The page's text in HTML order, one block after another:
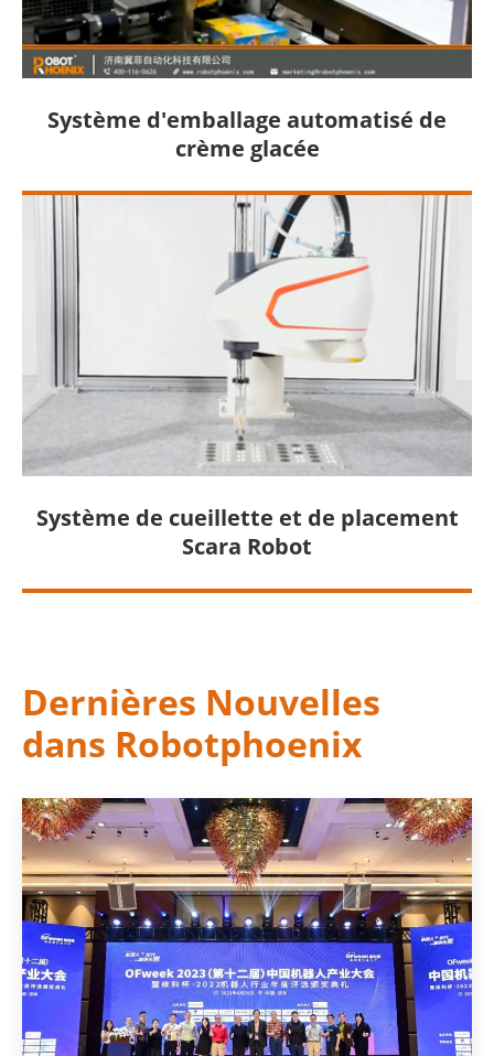
Système d'emballage automatisé de
crème glacée
Système de cueillette et de placement
Scara Robot
Dernières Nouvelles
dans Robotphoenix